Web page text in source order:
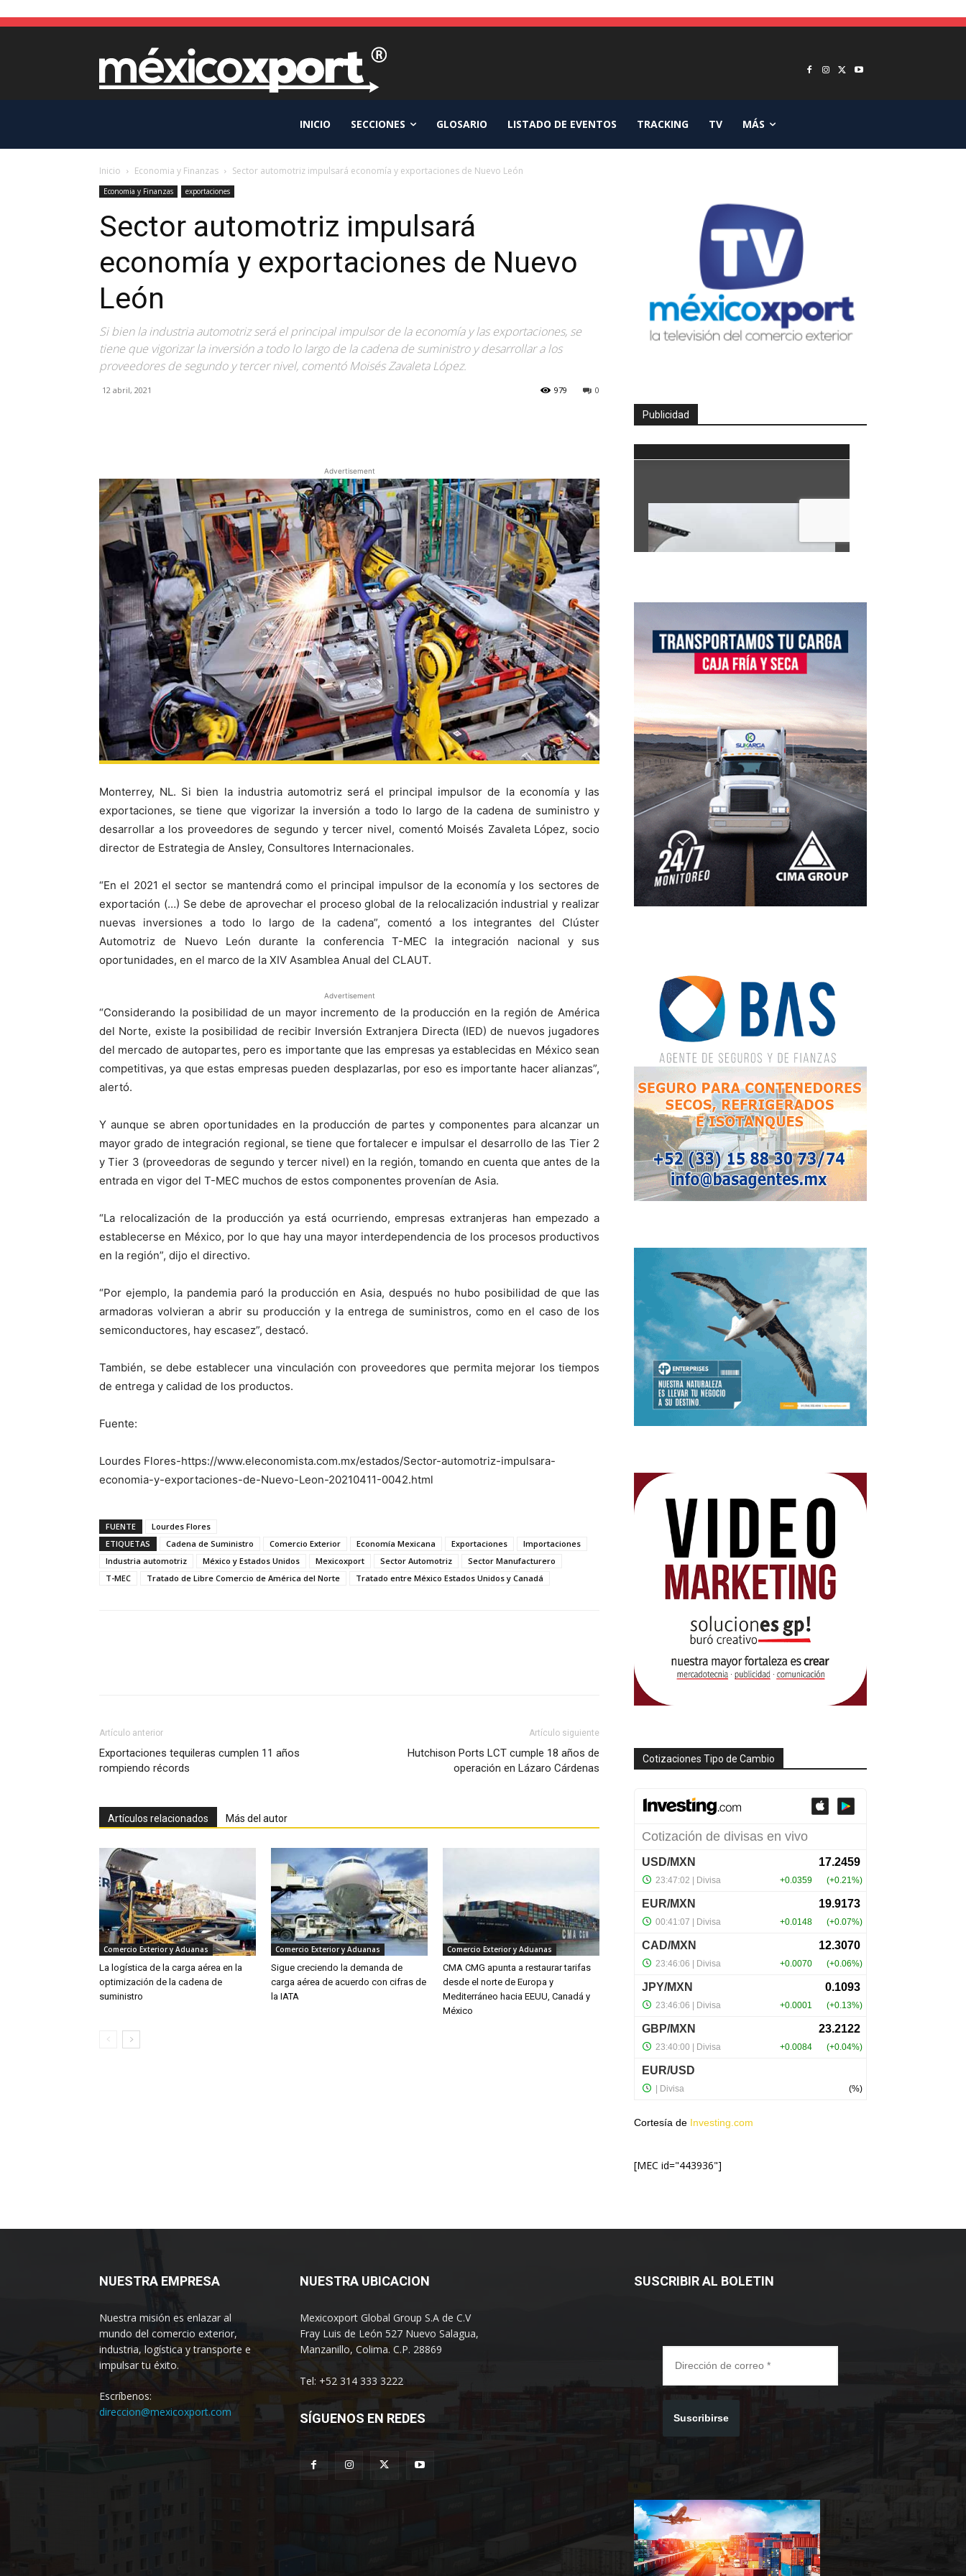
INICIO SECCIONES GLOSARIO LISTADO DE EVENTOS TRACKING TV MÁS
Inicio Economia y Finanzas Sector automotriz impulsará economía y exportaciones de Nuevo León
Economia y Finanzas exportaciones
Sector automotriz impulsará
economía y exportaciones de Nuevo
León
Si bien la industria automotriz será el principal impulsor de la economía y las exportaciones, se
tiene que vigorizar la inversión a todo lo largo de la cadena de suministro y desarrollar a los
proveedores de segundo y tercer nivel, comentó Moisés Zavaleta López.
12 abril, 2021 0
979
Advertisement
Monterrey, NL. Si bien la industria automotriz será el principal impulsor de la economía y las
exportaciones, se tiene que vigorizar la inversión a todo lo largo de la cadena de suministro y
desarrollar a los proveedores de segundo y tercer nivel, comentó Moisés Zavaleta López, socio
director de Estrategia de Ansley, Consultores Internacionales.
“En el 2021 el sector se mantendrá como el principal impulsor de la economía y los sectores de
exportación (…) Se debe de aprovechar el proceso global de la relocalización industrial y realizar
nuevas inversiones a todo lo largo de la cadena”, comentó a los integrantes del Clúster
Automotriz de Nuevo León durante la conferencia T-MEC la integración nacional y sus
oportunidades, en el marco de la XIV Asamblea Anual del CLAUT.
Advertisement
“Considerando la posibilidad de un mayor incremento de la producción en la región de América
del Norte, existe la posibilidad de recibir Inversión Extranjera Directa (IED) de nuevos jugadores
del mercado de autopartes, pero es importante que las empresas ya establecidas en México sean
competitivas, ya que estas empresas pueden desplazarlas, por eso es importante hacer alianzas”,
alertó.
Y aunque se abren oportunidades en la producción de partes y componentes para alcanzar un
mayor grado de integración regional, se tiene que fortalecer e impulsar el desarrollo de las Tier 2
y Tier 3 (proveedoras de segundo y tercer nivel) en la región, tomando en cuenta que antes de la
entrada en vigor del T-MEC muchos de estos componentes provenían de Asia.
“La relocalización de la producción ya está ocurriendo, empresas extranjeras han empezado a
establecerse en México, por lo que hay una mayor interdependencia de los procesos productivos
en la región”, dijo el directivo.
“Por ejemplo, la pandemia paró la producción en Asia, después no hubo posibilidad de que las
armadoras volvieran a abrir su producción y la entrega de suministros, como en el caso de los
semiconductores, hay escasez”, destacó.
También, se debe establecer una vinculación con proveedores que permita mejorar los tiempos
de entrega y calidad de los productos.
Fuente:
Lourdes Flores-https://www.eleconomista.com.mx/estados/Sector-automotriz-impulsara-
economia-y-exportaciones-de-Nuevo-Leon-20210411-0042.html
FUENTE
Lourdes Flores
ETIQUETAS
Cadena de Suministro Comercio Exterior Economía Mexicana Exportaciones
Importaciones
Industria automotriz
México y Estados Unidos Mexicoxport Sector Automotriz
Sector Manufacturero
T-MEC
Tratado de Libre Comercio de América del Norte Tratado entre México Estados Unidos y Canadá
Artículo anterior
Exportaciones tequileras cumplen 11 años
rompiendo récords
Artículo siguiente
Hutchison Ports LCT cumple 18 años de
operación en Lázaro Cárdenas
Artículos relacionados Más del autor
Comercio Exterior y Aduanas
La logística de la carga aérea en la
optimización de la cadena de
suministro
Comercio Exterior y Aduanas
Sigue creciendo la demanda de
carga aérea de acuerdo con cifras de
la IATA
Comercio Exterior y Aduanas
CMA CMG apunta a restaurar tarifas
desde el norte de Europa y
Mediterráneo hacia EEUU, Canadá y
México
Publicidad
Cotizaciones Tipo de Cambio
Cortesía de Investing.com
[MEC id="443936"]
NUESTRA EMPRESA
Nuestra misión es enlazar al
mundo del comercio exterior,
industria, logística y transporte e
impulsar tu éxito.
Escríbenos:
direccion@mexicoxport.com
NUESTRA UBICACION
Mexicoxport Global Group S.A de C.V
Fray Luis de León 527 Nuevo Salagua,
Manzanillo, Colima. C.P. 28869
Tel: +52 314 333 3222
SÍGUENOS EN REDES
SUSCRIBIR AL BOLETIN
Suscribirse